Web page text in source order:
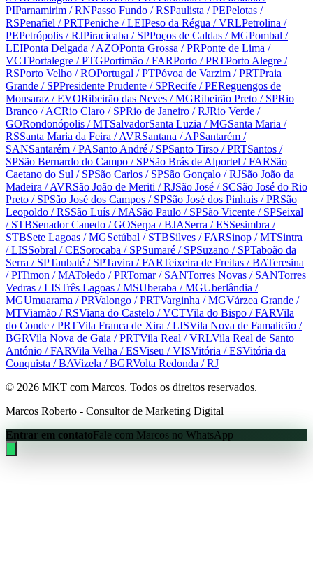
PIParnamirim / RNPasso Fundo / RSPaulista / PEPelotas /
RSPenafiel / PRTPeniche / LEIPeso da Régua / VRLPetrolina /
PEPetrópolis / RJPiracicaba / SPPoços de Caldas / MGPombal /
LEIPonta Delgada / AZOPonta Grossa / PRPonte de Lima /
VCTPortalegre / PTGPortimão / FARPorto / PRTPorto Alegre /
RSPorto Velho / ROPortugal / PTPóvoa de Varzim / PRTPraia
Grande / SPPresidente Prudente / SPRecife / PEReguengos de
Monsaraz / EVORibeirão das Neves / MGRibeirão Preto / SPRio
Branco / ACRio Claro / SPRio de Janeiro / RJRio Verde /
GORondonópolis / MTSalvadorSanta Luzia / MGSanta Maria /
RSSanta Maria da Feira / AVRSantana / APSantarém /
SANSantarém / PASanto André / SPSanto Tirso / PRTSantos /
SPSão Bernardo do Campo / SPSão Brás de Alportel / FARSão
Caetano do Sul / SPSão Carlos / SPSão Gonçalo / RJSão João da
Madeira / AVRSão João de Meriti / RJSão José / SCSão José do Rio
Preto / SPSão José dos Campos / SPSão José dos Pinhais / PRSão
Leopoldo / RSSão Luís / MASão Paulo / SPSão Vicente / SPSeixal
/ STBSenador Canedo / GOSerpa / BJASerra / ESSesimbra /
STBSete Lagoas / MGSetúbal / STBSilves / FARSinop / MTSintra
/ LISSobral / CESorocaba / SPSumaré / SPSuzano / SPTaboão da
Serra / SPTaubaté / SPTavira / FARTeixeira de Freitas / BATeresina
/ PITimon / MAToledo / PRTomar/ SANTorres Novas / SANTorres
Vedras / LISTrês Lagoas / MSUberaba / MGUberlândia /
MGUmuarama / PRValongo / PRTVarginha / MGVárzea Grande /
MTViamão / RSViana do Castelo / VCTVila do Bispo / FARVila
do Conde / PRTVila Franca de Xira / LISVila Nova de Famalicão /
BGRVila Nova de Gaia / PRTVila Real / VRLVila Real de Santo
António / FARVila Velha / ESViseu / VISVitória / ESVitória da
Conquista / BAVizela / BGRVolta Redonda / RJ
© 2026 MKT com Marcos. Todos os direitos reservados.
Marcos Roberto - Consultor de Marketing Digital
Entrar em contatoFale com Marcos no WhatsApp